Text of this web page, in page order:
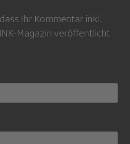
Ihr Kommentar inkl.
Magazin veröffentlicht